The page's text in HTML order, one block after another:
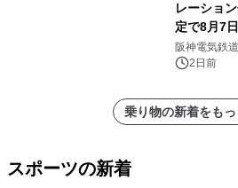
レーショ
定で8月7
発売決定！
阪神電気鉄
2日前
乗り物の新着をも
スポーツの新着